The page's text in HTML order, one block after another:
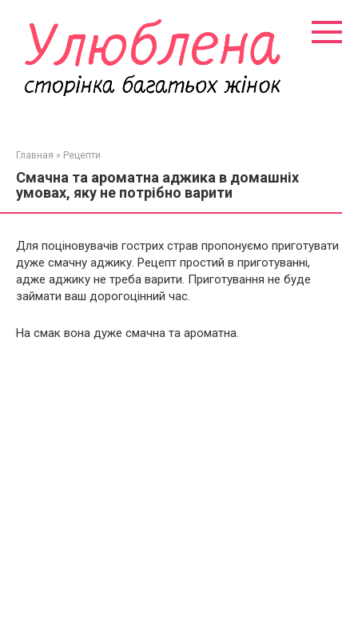
контенту
Главная » Рецепти
Смачна та ароматна аджика в домашніх
умовах, яку не потрібно варити
Для поціновувачів гострих страв пропонуємо приготувати
дуже смачну аджику. Рецепт простий в приготуванні,
адже аджику не треба варити. Приготування не буде
займати ваш дорогоцінний час.
На смак вона дуже смачна та ароматна.